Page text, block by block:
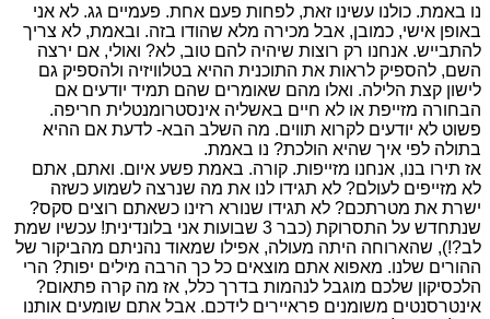
נו באמת. כולנו עשינו זאת, לפחות פעם אחת. פעמיים גג. לא אני
באופן אישי, כמובן, אבל מכירה מלא שהודו בזה. ובאמת, לא צריך
להתבייש. אנחנו רק רוצות שיהיה להם טוב, לא? ואולי, אם ירצה
השם, להספיק לראות את התוכנית ההיא בטלוויזיה ולהספיק גם
לישון קצת הלילה. ואלו מהם שאומרים שהם תמיד יודעים אם
הבחורה מזייפת או לא חיים באשליה אינסטרומנטלית חריפה.
פשוט לא יודעים לקרוא תווים. מה השלב הבא- לדעת אם ההיא
בתולה לפי איך שהיא הולכת? נו באמת.
אז תירו בנו, אנחנו מזייפות. קורה. באמת פשע איום. ואתם, אתם
לא מזייפים לעולם? לא תגידו לנו את מה שנרצה לשמוע כשזה
ישרת את מטרתכם? לא תגידו שנורא רזינו כשאתם רוצים סקס?
שנתחדש על התסרוקת (כבר 3 שבועות אני בלונדינית! עכשיו שמת
לב?!), שהארוחה היתה מעולה, אפילו שמאוד נהניתם מהביקור של
ההורים שלנו. מאפוא אתם מוצאים כל כך הרבה מילים יפות? הרי
הלכסיקון שלכם מוגבל לנהמות בדרך כלל, אז מה קרה פתאום?
אינטרסנטים משומנים פראיירים לידכם. אבל אתם שומעים אותנו